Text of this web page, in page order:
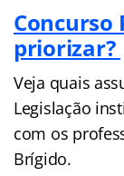
Concurso
priorizar?
Veja quais
Legislação
com os
Brígido.